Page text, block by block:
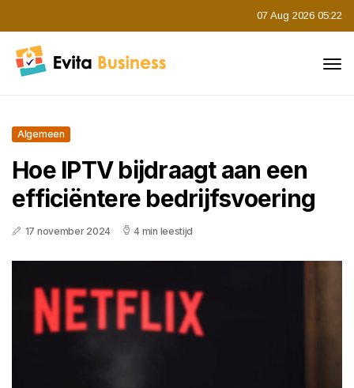
07 Aug 2026 05:22
Algemeen
Hoe IPTV bijdraagt aan een
efficiëntere bedrijfsvoering
17 november 2024 4 min leestijd